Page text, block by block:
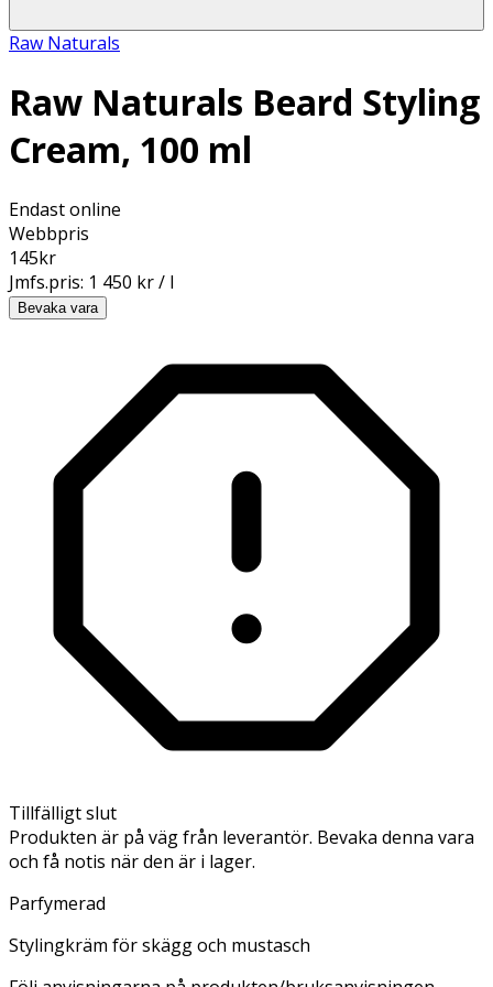
Raw Naturals
Raw Naturals Beard Styling
Cream, 100 ml
Endast online
Webbpris
145kr
Jmfs.pris: 1 450 kr / l
Bevaka vara
Tillfälligt slut
Produkten är på väg från leverantör. Bevaka denna vara
och få notis när den är i lager.
Parfymerad
Stylingkräm för skägg och mustasch